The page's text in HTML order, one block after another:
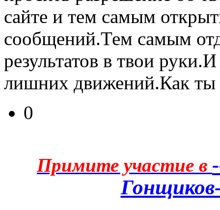
сайте и тем самым
сообщений.Тем самым
результатов в твои
лишних движений.Как ты
0
Примите участие в